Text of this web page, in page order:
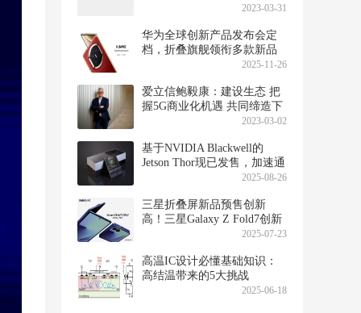
2023-03-31
华为全球创新产品发布会定
档，折叠旗舰领衔多款新品
2025-11-26
爱立信鲍毅康：建设生态 把
握5G商业化机遇 共同缔造下
2023-03-02
基于NVIDIA Blackwell的
Jetson Thor现已发售，加速通
用机器人时代的到来2025-08-26
三星折叠屏新品预售创新
高！三星Galaxy Z Fold7创新
2025-07-23
高温IC设计必懂基础知识：
高结温带来的5大挑战
2025-06-18